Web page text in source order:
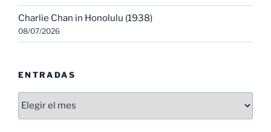
Charlie Chan in Honolulu (1938)
08/07/2026
ENTRADAS
Entradas